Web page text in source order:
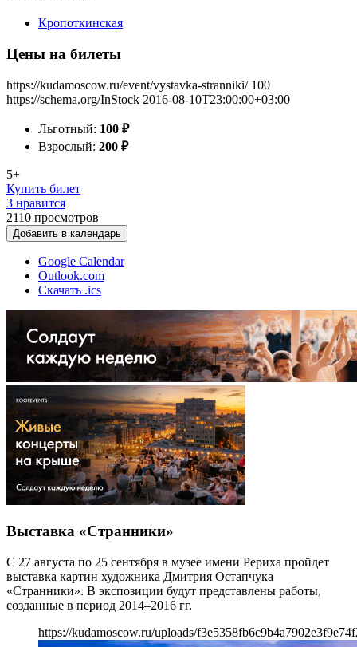
Кропоткинская
Цены на билеты
https://kudamoscow.ru/event/vystavka-stranniki/ 100
https://schema.org/InStock 2016-08-10T23:00:00+03:00
Льготный: 100 ₽
Взрослый: 200 ₽
5+
Купить билет
3 нравится
2110 просмотров
Добавить в календарь
Google Calendar
Outlook.com
Скачать .ics
Выставка «Странники»
С 27 августа по 25 сентября в музее имени Рериха пройдет
выставка картин художника Дмитрия Остапчука
«Странники». В экспозиции будут представлены работы,
созданные в период 2014–2016 гг.
https://kudamoscow.ru/uploads/